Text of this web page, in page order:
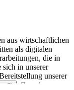
aus wirtschaftlichen
als digitalen
die in
in unserer
unserer
(5)
. Zwecke: